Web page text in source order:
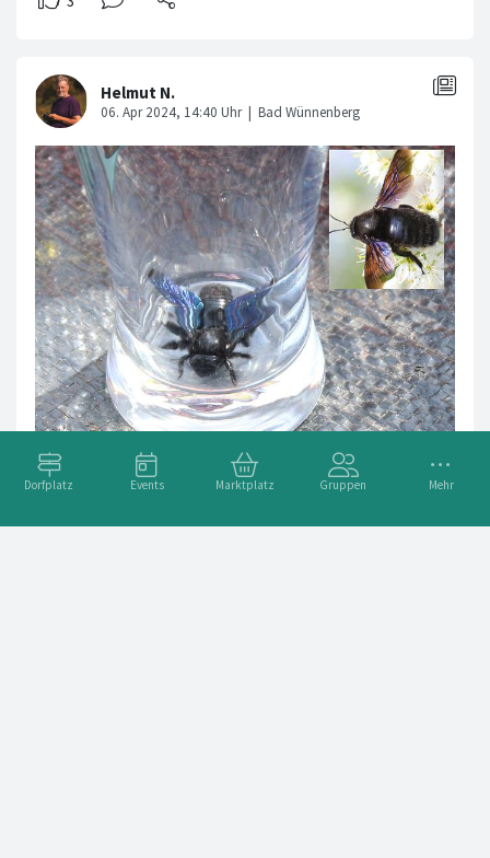
Dorfplatz Events Marktplatz Gruppen Mehr